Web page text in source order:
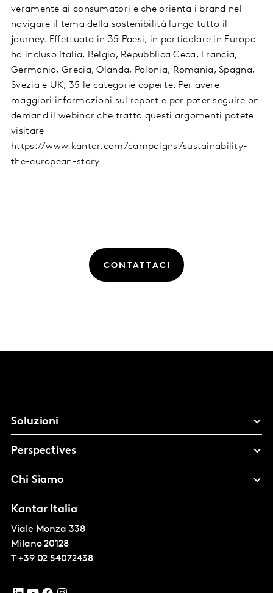
veramente ai consumatori e che orienta i brand nel
navigare il tema della sostenibilità lungo tutto il
journey. Effettuato in 35 Paesi, in particolare in Europa
ha incluso Italia, Belgio, Repubblica Ceca, Francia,
Germania, Grecia, Olanda, Polonia, Romania, Spagna,
Svezia e UK; 35 le categorie coperte. Per avere
maggiori informazioni sul report e per poter seguire on
demand il webinar che tratta questi argomenti potete
visitare
https://www.kantar.com/campaigns/sustainability-
the-european-story
CONTATTACI
Soluzioni
Perspectives
Chi Siamo
Kantar Italia
Viale Monza 338
Milano 20128
T +39 02 54072438